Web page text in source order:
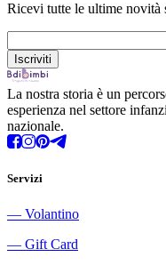
Ricevi tutte le ultime novità
La nostra storia è un
esperienza nel settore
nazionale.
Servizi
― Volantino
― Gift Card